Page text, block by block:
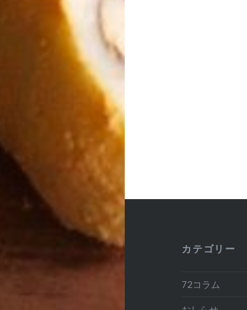
カテゴリー
72コラム